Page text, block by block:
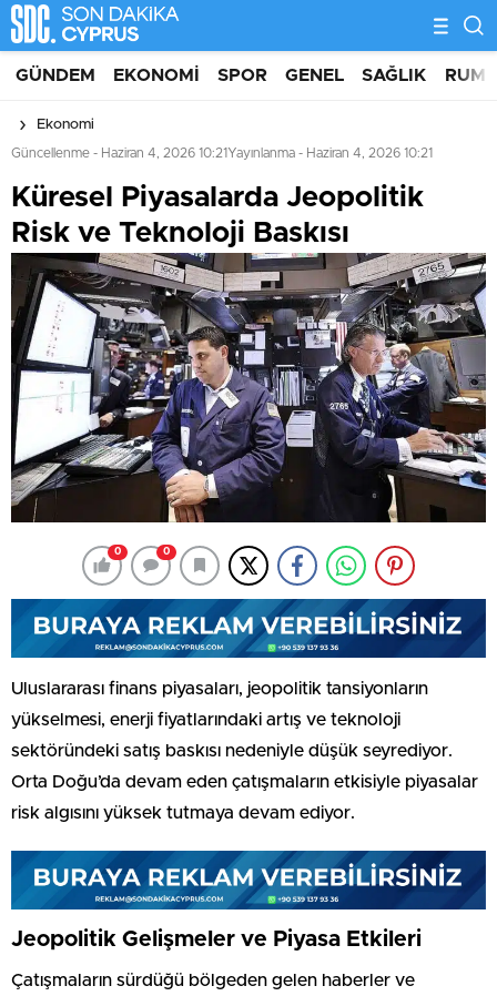
GÜNDEM EKONOMI SPOR GENEL SAĞLIK RUM
Ekonomi
Güncellenme - Haziran 4, 2026 10:21Yayınlanma - Haziran 4, 2026 10:21
Küresel Piyasalarda Jeopolitik
Risk ve Teknoloji Baskısı
0 0
Uluslararası finans piyasaları, jeopolitik tansiyonların
yükselmesi, enerji fiyatlarındaki artış ve teknoloji
sektöründeki satış baskısı nedeniyle düşük seyrediyor.
Orta Doğu’da devam eden çatışmaların etkisiyle piyasalar
risk algısını yüksek tutmaya devam ediyor.
Jeopolitik Gelişmeler ve Piyasa Etkileri
Çatışmaların sürdüğü bölgeden gelen haberler ve